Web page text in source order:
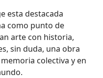
esta destacada
como punto de
arte con historia,
sin duda, una obra
colectiva y en